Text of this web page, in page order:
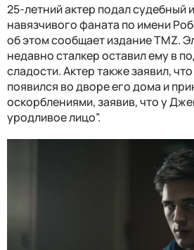
25-летний актер подал судебный
навязчивого фаната по имени
об этом сообщает издание TMZ.
недавно сталкер оставил ему в
сладости. Актер также заявил,
появился во дворе его дома и
оскорблениями, заявив, что у
уродливое лицо”.